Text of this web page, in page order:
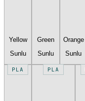
Yellow
Sunlu
Green
Sunlu
Orange
Sunlu
PLA PLA